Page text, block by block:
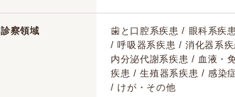
診察領域
歯と口腔系疾患 / 眼科系疾
/ 呼吸器系疾患 / 消化器系
内分泌代謝系疾患 / 血液・
疾患 / 生殖器系疾患 / 感染
/ けが・その他